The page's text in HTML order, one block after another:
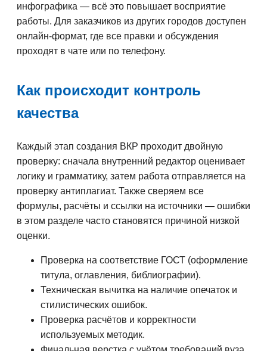
инфографика — всё это повышает восприятие
работы. Для заказчиков из других городов доступен
онлайн-формат, где все правки и обсуждения
проходят в чате или по телефону.
Как происходит контроль
качества
Каждый этап создания ВКР проходит двойную
проверку: сначала внутренний редактор оценивает
логику и грамматику, затем работа отправляется на
проверку антиплагиат. Также сверяем все
формулы, расчёты и ссылки на источники — ошибки
в этом разделе часто становятся причиной низкой
оценки.
Проверка на соответствие ГОСТ (оформление
титула, оглавления, библиографии).
Техническая вычитка на наличие опечаток и
стилистических ошибок.
Проверка расчётов и корректности
используемых методик.